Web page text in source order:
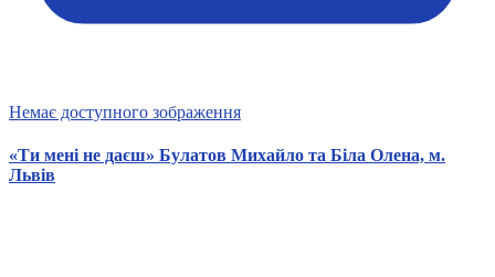
Немає доступного зображення
«Ти мені не даєш» Булатов Михайло та Біла Олена, м.
Львів